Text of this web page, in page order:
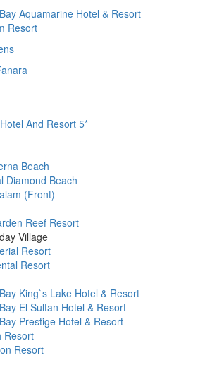
Aquamarine Hotel & Resort
Resort
And Resort 5*
Beach
Diamond Beach
(Front)
Reef Resort
Village
Resort
Resort
King`s Lake Hotel & Resort
El Sultan Hotel & Resort
Prestige Hotel & Resort
Resort
Resort